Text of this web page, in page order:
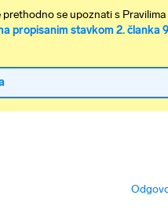
se upoznati s Pravilima
propisanim stavkom 2. članka